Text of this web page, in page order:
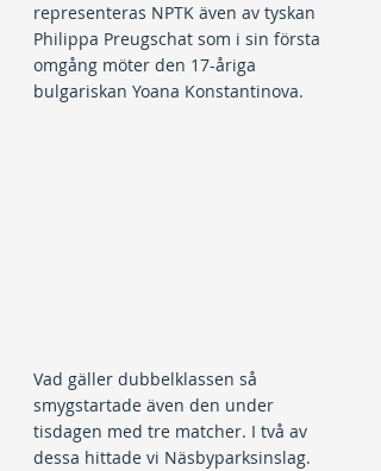
representeras NPTK även av tyskan
Philippa Preugschat som i sin första
omgång möter den 17-åriga
bulgariskan Yoana Konstantinova.
Vad gäller dubbelklassen så
smygstartade även den under
tisdagen med tre matcher. I två av
dessa hittade vi Näsbyparksinslag.